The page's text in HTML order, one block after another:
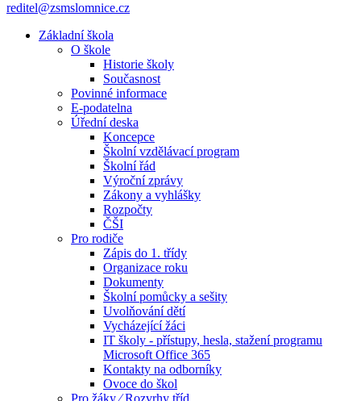
reditel@zsmslomnice.cz
Základní škola
O škole
Historie školy
Současnost
Povinné informace
E-podatelna
Úřední deska
Koncepce
Školní vzdělávací program
Školní řád
Výroční zprávy
Zákony a vyhlášky
Rozpočty
ČŠI
Pro rodiče
Zápis do 1. třídy
Organizace roku
Dokumenty
Školní pomůcky a sešity
Uvolňování dětí
Vycházející žáci
IT školy - přístupy, hesla, stažení programu
Microsoft Office 365
Kontakty na odborníky
Ovoce do škol
Pro žáky ⁄ Rozvrhy tříd